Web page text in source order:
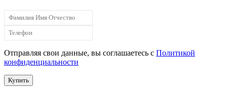
Отправляя свои данные, вы соглашаетесь с Политикой
конфиденциальности
Купить